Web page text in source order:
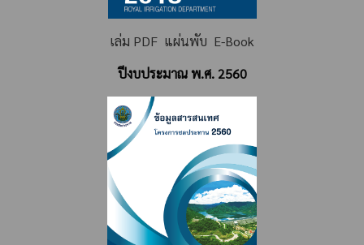
เล่ม PDF แผ่นพับ E-Book
ปีงบประมาณ พ.ศ. 2560